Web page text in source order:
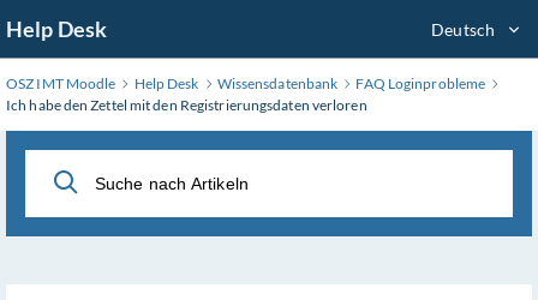
Hauptinhalt
wechseln
Help Desk Deutsch
OSZ IMT Moodle Help Desk Wissensdatenbank
FAQ Loginprobleme
Ich habe den Zettel mit den Registrierungsdaten verloren